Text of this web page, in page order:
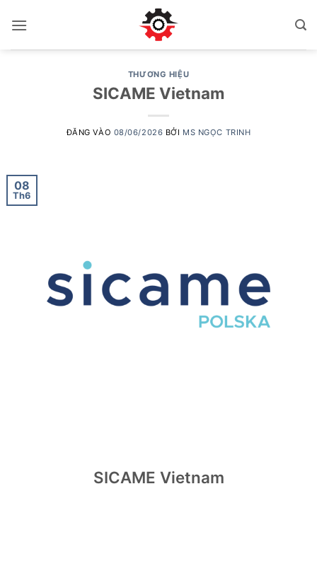
qua
THƯƠNG HIỆU
SICAME Vietnam
ĐĂNG VÀO 08/06/2026 BỞI MS NGỌC TRINH
08
Th6
SICAME Vietnam